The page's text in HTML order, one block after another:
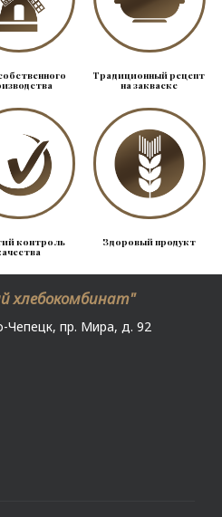
Традиционный рецепт
на закваске
контроль Здоровый продукт
хлебокомбинат"
Чепецк, пр. Мира, д. 92